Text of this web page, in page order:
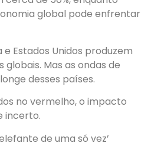
global pode enfrentar
Estados Unidos produzem
Mas as ondas de
desses países.
no vermelho, o impacto
incerto.
de uma só vez’